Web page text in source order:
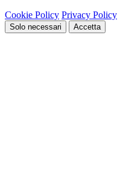
Cookie Policy Privacy Policy
Solo necessari Accetta